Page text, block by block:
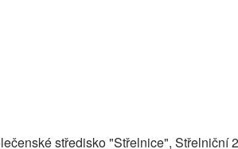
středisko "Střelnice", Střelniční